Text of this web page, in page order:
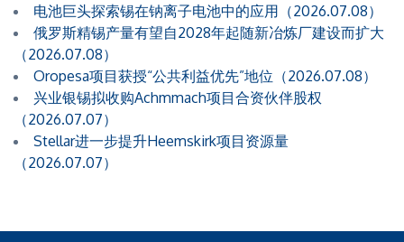
电池巨头探索锡在钠离子电池中的应用（2026.07.08）
俄罗斯精锡产量有望自2028年起随新冶炼厂建设而扩大
（2026.07.08）
Oropesa项目获授“公共利益优先”地位（2026.07.08）
兴业银锡拟收购Achmmach项目合资伙伴股权
（2026.07.07）
Stellar进一步提升Heemskirk项目资源量
（2026.07.07）